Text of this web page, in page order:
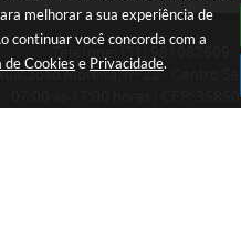
melhorar a sua experiência de
continuar você concorda com a
de Cookies e Privacidade.
João Moreira, nº 22 - Centro
07:00 as 17:00 horas | CEP: